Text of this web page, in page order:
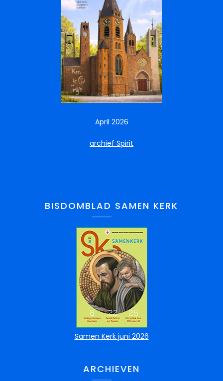
April 2026
archief Spirit
BISDOMBLAD SAMEN KERK
Samen Kerk juni 2026
ARCHIEVEN